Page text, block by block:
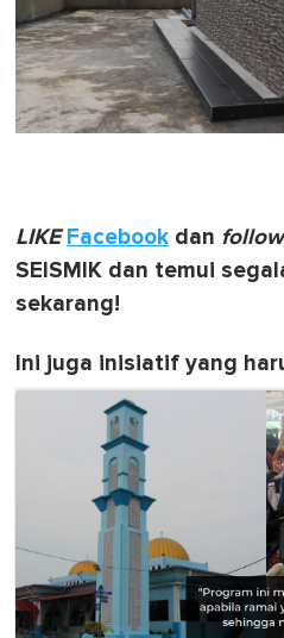
LIKE Facebook dan follow
SEISMIK dan temui
sekarang!
Ini juga inisiatif yang